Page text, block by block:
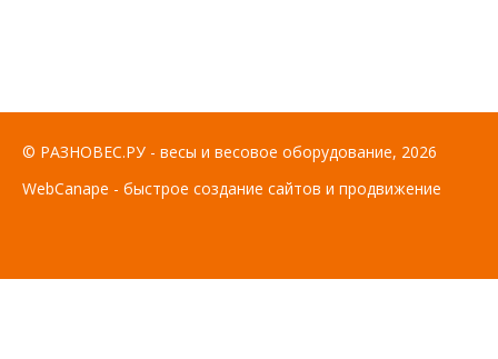
© РАЗНОВЕС.РУ - весы и весовое оборудование, 2026
WebCanape - быстрое создание сайтов и продвижение